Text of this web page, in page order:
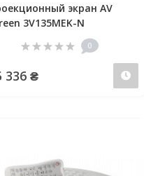
экран AV
3V135MEK-N
0
336 ₴